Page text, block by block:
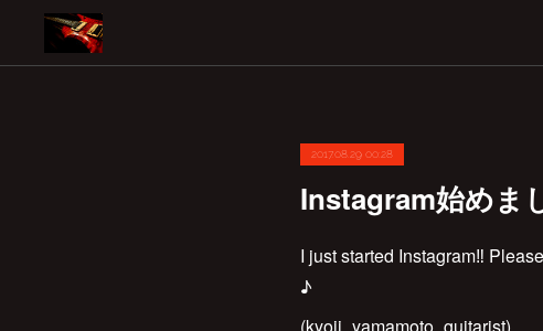
2017.08.29 00:28
Instagram始めま
I just started Instagram‼︎
♪